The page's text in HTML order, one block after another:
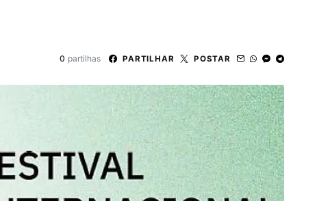
0 partilhas PARTILHAR POSTAR